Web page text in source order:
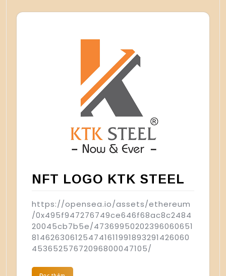
NFT LOGO KTK STEEL
https://opensea.io/assets/ethereum
/0x495f947276749ce646f68ac8c2484
20045cb7b5e/47369950202396060651
8146263061254741611991893291426060
45365257672096800047105/